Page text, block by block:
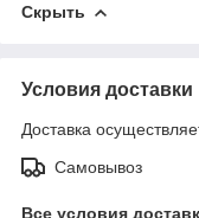
Скрыть
Условия доставки
Доставка
Самовывоз
Все условия